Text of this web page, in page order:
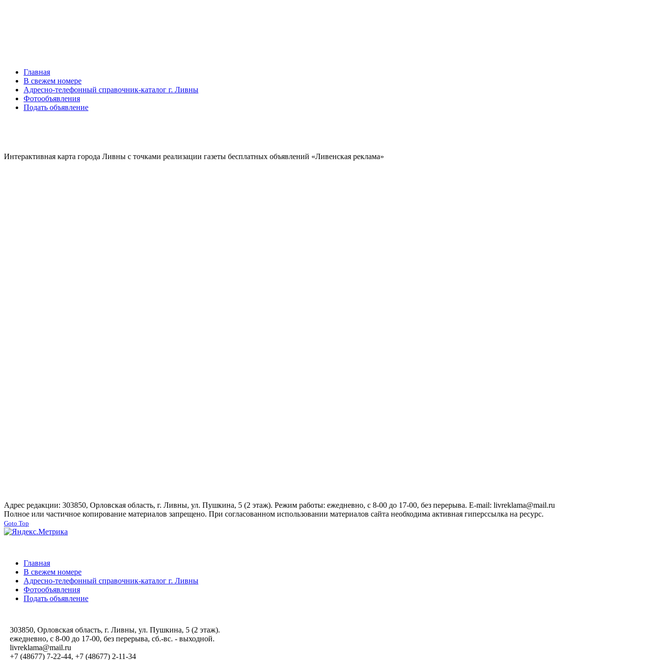
Главная
В свежем номере
Адресно-телефонный справочник-каталог г. Ливны
Фотообъявления
Подать объявление
Интерактивная карта города Ливны с точками реализации газеты бесплатных объявлений «Ливенская реклама»
Адрес редакции: 303850, Орловская область, г. Ливны, ул. Пушкина, 5 (2 этаж). Режим работы: ежедневно, с 8-00 до 17-00, без перерыва. E-mail: livreklama@mail.ru
Полное или частичное копирование материалов запрещено. При согласованном использовании материалов сайта необходима активная гиперссылка на ресурс.
Goto Top
Главная
В свежем номере
Адресно-телефонный справочник-каталог г. Ливны
Фотообъявления
Подать объявление
303850, Орловская область, г. Ливны, ул. Пушкина, 5 (2 этаж).
ежедневно, с 8-00 до 17-00, без перерыва, сб.-вс. - выходной.
livreklama@mail.ru
+7 (48677) 7-22-44, +7 (48677) 2-11-34